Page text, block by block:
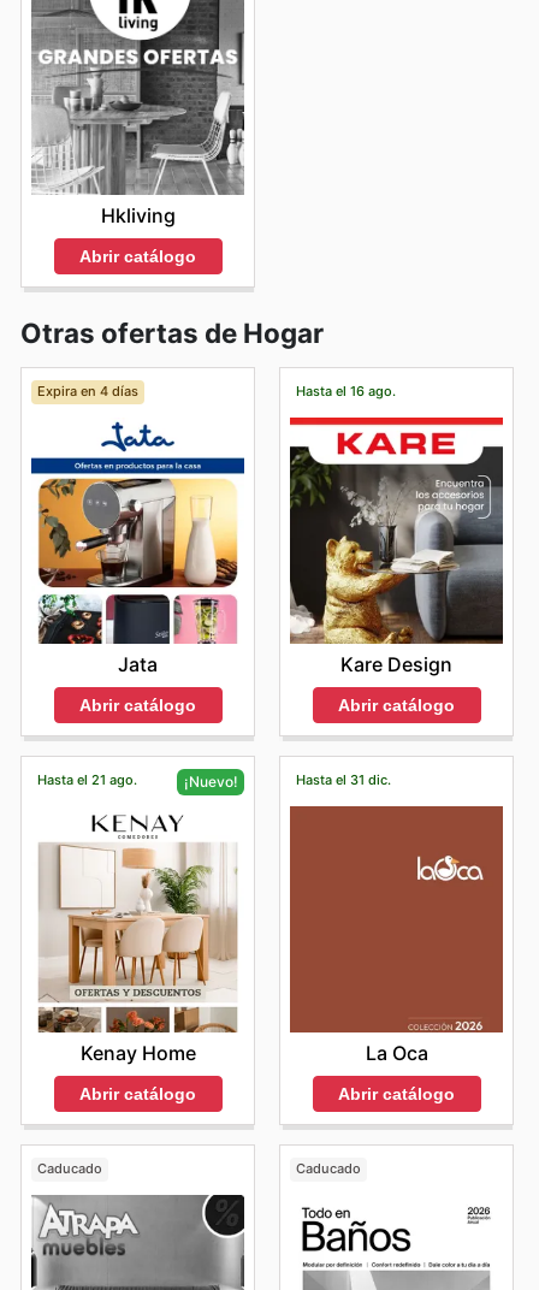
Hkliving
Abrir catálogo
Otras ofertas de Hogar
Expira en 4 días
Jata
Abrir catálogo
Hasta el 16 ago.
Kare Design
Abrir catálogo
Hasta el 21 ago. ¡Nuevo!
Kenay Home
Abrir catálogo
Hasta el 31 dic.
La Oca
Abrir catálogo
Caducado Caducado